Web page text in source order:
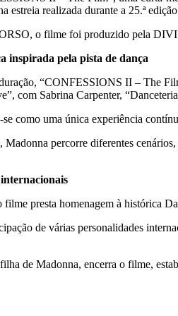
estreia realizada durante a 25.ª
o filme foi produzido pela
inspirada pela pista de dança
“CONFESSIONS II – The
com Sabrina Carpenter,
como uma única experiência
percorre diferentes
presta homenagem à histórica
de várias personalidades
de Madonna, encerra o filme,